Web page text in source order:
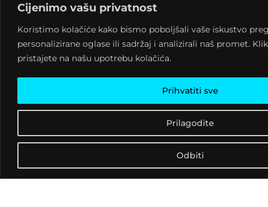
Cijenimo vašu privatnost
Koristimo kolačiće kako bismo poboljšali vaše iskustvo
personalizirane oglase ili sadržaj i analizirali naš promet.
pristajete na našu upotrebu kolačića.
Prilagodite
Odbiti
Prihvatiti sve
+385 048 711-073
Navigacija
O klubu
Rezerviraj klub
Donatori
Kontakt